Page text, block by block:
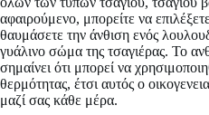
αφαιρούμενο, μπορείτε να
θαυμάσετε την άνθιση ενός
γυάλινο σώμα της τσαγιέρας. Το
σημαίνει ότι μπορεί να
θερμότητας, έτσι αυτός ο
μαζί σας κάθε μέρα.